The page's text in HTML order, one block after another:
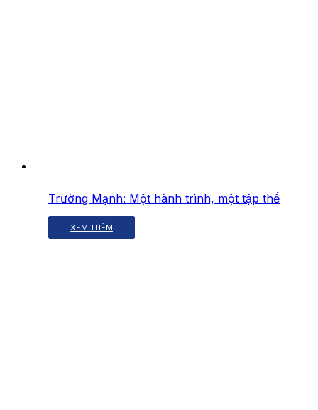
Trường Mạnh: Một hành trình, một tập thể
XEM THÊM